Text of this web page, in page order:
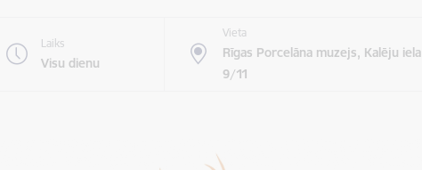
Laiks
Visu dienu
Vieta
Rīgas Porcelāna muzejs, Kalēju iela
9/11